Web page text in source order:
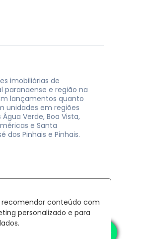
recomendar conteúdo com
personalizado e para
imobiliárias de
paranaense e região na
lançamentos quanto
unidades em regiões
Verde, Boa Vista,
e Santa
dos Pinhais e Pinhais.